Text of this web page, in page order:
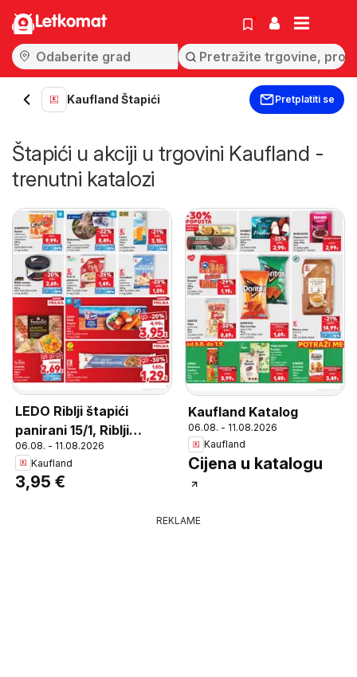
Letkomat
Kaufland Štapići Pretplatiti se
Štapići u akciji u trgovini Kaufland -
trenutni katalozi
LEDO Riblji štapići
panirani 15/1, Riblji
štapići panirani 15/1 450
g
06.08. - 11.08.2026
Kaufland
3,95 €
Kaufland Katalog
06.08. - 11.08.2026
Kaufland
Cijena u katalogu
REKLAME